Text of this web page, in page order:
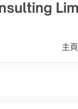
主頁